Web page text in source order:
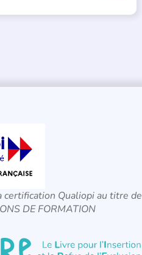
certification Qualiopi au titre de
DE FORMATION